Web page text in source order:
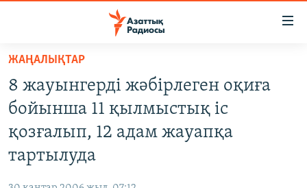
Skip
main
content
to
main
САЯСАТ
ЖАҢАЛЫҚТАР
8 жауынгерді жәбірлеген оқиға
бойынша 11 қылмыстық іс
қозғалып, 12 адам жауапқа
тартылуда